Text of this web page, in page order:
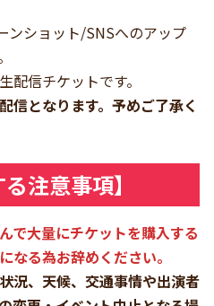
ショット/SNSへのアップ
信チケットです。
信となります。予めご了承く
注意事項】
で大量にチケットを購入する
なる為お辞めください。
況、天候、交通事情や出演者